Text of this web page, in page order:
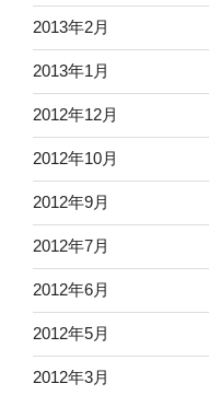
2013年2月
2013年1月
2012年12月
2012年10月
2012年9月
2012年7月
2012年6月
2012年5月
2012年3月